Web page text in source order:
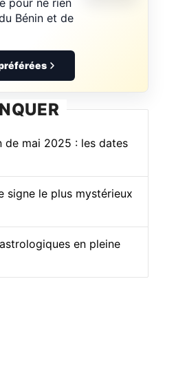
pour ne rien
Bénin et de
de mai 2025 : les dates
signe le plus mystérieux
en pleine